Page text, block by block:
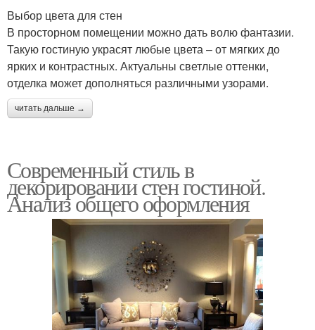
Выбор цвета для стен
В просторном помещении можно дать волю фантазии.
Такую гостиную украсят любые цвета – от мягких до
ярких и контрастных. Актуальны светлые оттенки,
отделка может дополняться различными узорами.
читать дальше →
Современный стиль в
декорировании стен гостиной.
Анализ общего оформления